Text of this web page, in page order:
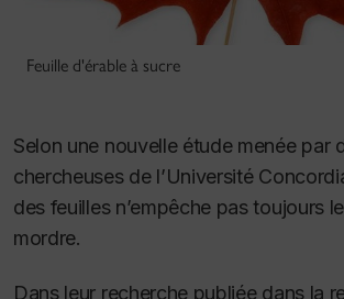
Feuille d'érable à sucre
Selon une nouvelle étude menée par
chercheuses de l’Université
des feuilles n’empêche pas toujours
mordre.
Dans leur recherche publiée dans la